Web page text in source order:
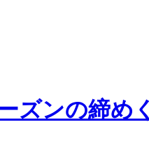
ズンの締め